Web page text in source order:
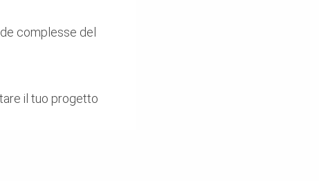
complesse del
il tuo progetto